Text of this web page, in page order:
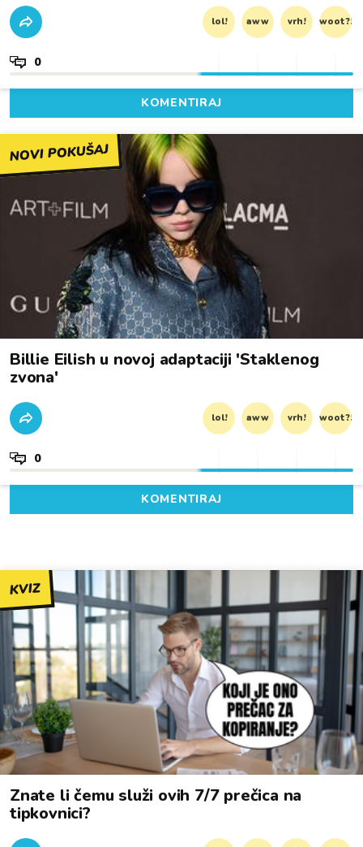
lol! aww vrh! woot?!
0
KOMENTIRAJ
NOVI POKUŠAJ
Billie Eilish u novoj adaptaciji 'Staklenog
zvona'
lol! aww vrh! woot?!
0
KOMENTIRAJ
KVIZ
Znate li čemu služi ovih 7/7 prečica na
tipkovnici?